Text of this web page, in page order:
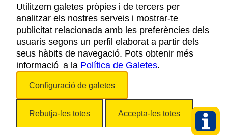
AVÍS LEGAL
POLÍTICA DE PRIVACITAT
COOKIES
ACCESSIBILITAT
Utilitzem galetes pròpies i de tercers per
analitzar els nostres serveis i mostrar-te
publicitat relacionada amb les preferències dels
usuaris segons un perfil elaborat a partir dels
seus hàbits de navegació. Pots obtenir més
informació a la Política de Galetes.
Configuració de galetes
Rebutja-les totes Accepta-les totes